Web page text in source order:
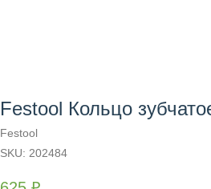
Festool Кольцо
Festool
SKU: 202484